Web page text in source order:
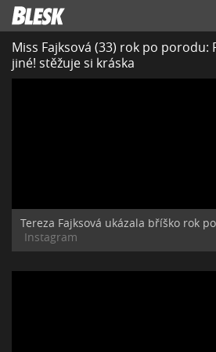
Miss Fajksová (33) rok po porodu:
jiné! stěžuje si kráska
Tereza Fajksová ukázala bříško rok
Instagram